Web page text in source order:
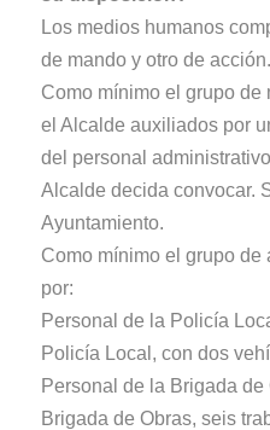
Los medios humanos
de mando y otro de acción.
Como mínimo el grupo de
el Alcalde auxiliados por
del personal
Alcalde decida convocar.
Ayuntamiento.
Como mínimo el grupo de
por:
Personal de la Policía
Policía Local, con dos
Personal de la Brigada
Brigada de Obras, seis